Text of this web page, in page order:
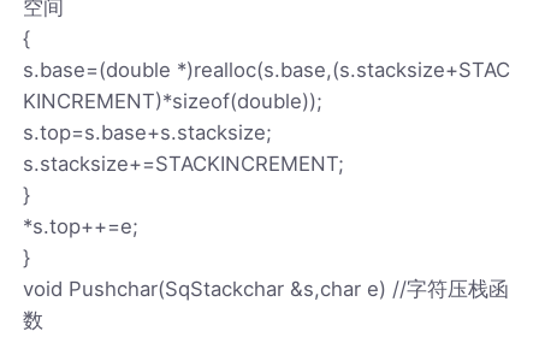
空间
{
s.base=(double *)realloc(s.base,(s.stacksize+STAC
KINCREMENT)*sizeof(double));
s.top=s.base+s.stacksize;
s.stacksize+=STACKINCREMENT;
}
*s.top++=e;
}
void Pushchar(SqStackchar &s,char e) //字符压栈函
数